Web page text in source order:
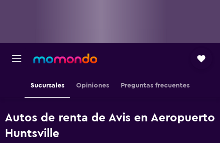
Sucursales Opiniones Preguntas frecuentes
Autos de renta de Avis en Aeropuerto
Huntsville